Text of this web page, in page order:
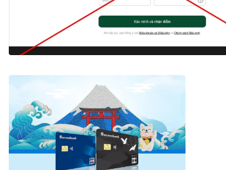
Bộ Chuẩn mực Đạo đức nghề nghiệp
GÓP Ý CHÍNH SÁCH
Dự thảo luật
Tư vấn – Hỏi đáp
Tra cứu văn bản